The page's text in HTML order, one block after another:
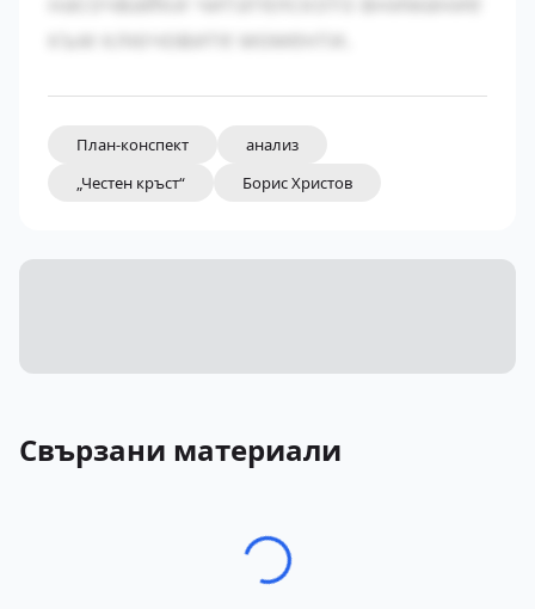
към ключовите моменти.
План-конспект
анализ
„Честен кръст“
Борис Христов
Свързани материали